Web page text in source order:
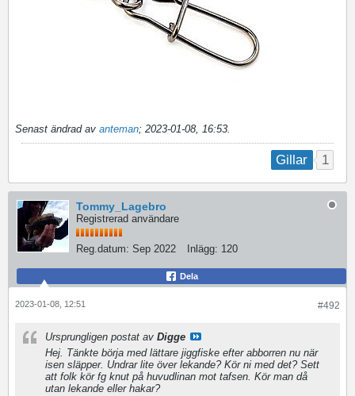
Senast ändrad av anteman; 2023-01-08, 16:53.
Gillar 1
Tommy_Lagebro
Registrerad användare
Reg.datum: Sep 2022 Inlägg: 120
Dela
#492
2023-01-08, 12:51
Ursprungligen postat av Digge
Hej. Tänkte börja med lättare jiggfiske efter abborren nu när
isen släpper. Undrar lite över lekande? Kör ni med det? Sett
att folk kör fg knut på huvudlinan mot tafsen. Kör man då
utan lekande eller hakar?